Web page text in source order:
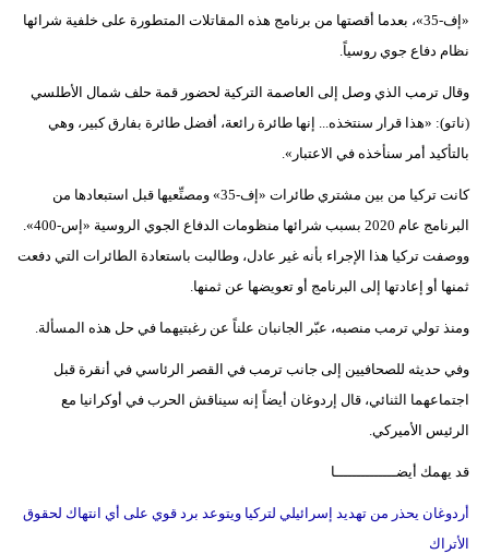
فيديو
سيارات
«إف-35»، بعدما أقصتها من برنامج هذه المقاتلات المتطورة على خلفية شرائها
نظام دفاع جوي روسياً.
وقال ترمب الذي وصل إلى العاصمة التركية لحضور قمة حلف شمال الأطلسي
(ناتو): «هذا قرار سنتخذه... إنها طائرة رائعة، أفضل طائرة بفارق كبير، وهي
بالتأكيد أمر سنأخذه في الاعتبار».
كانت تركيا من بين مشتري طائرات «إف-35» ومصنِّعيها قبل استبعادها من
البرنامج عام 2020 بسبب شرائها منظومات الدفاع الجوي الروسية «إس-400».
ووصفت تركيا هذا الإجراء بأنه غير عادل، وطالبت باستعادة الطائرات التي دفعت
ثمنها أو إعادتها إلى البرنامج أو تعويضها عن ثمنها.
ومنذ تولي ترمب منصبه، عبّر الجانبان علناً عن رغبتيهما في حل هذه المسألة.
وفي حديثه للصحافيين إلى جانب ترمب في القصر الرئاسي في أنقرة قبل
اجتماعهما الثنائي، قال إردوغان أيضاً إنه سيناقش الحرب في أوكرانيا مع
الرئيس الأميركي.
قد يهمك أيضــــــــــــــا
أردوغان يحذر من تهديد إسرائيلي لتركيا ويتوعد برد قوي على أي انتهاك لحقوق
الأتراك